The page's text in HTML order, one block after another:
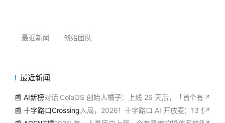
最近新闻 创始团队
最近新闻
📰 AI新榜对话 ColaOS 创始人橘子：上线 26 天后，「首个有灵魂
↗
📰 十字路口Crossing 入局，2026！十字路口 AI 开放麦：13 位分享
↗